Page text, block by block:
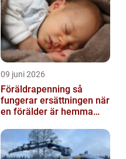
09 juni 2026
Föräldrapenning så
fungerar ersättningen när
en förälder är hemma